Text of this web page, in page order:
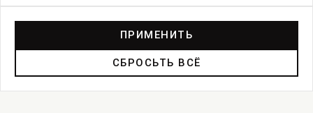
ПРИМЕНИТЬ
СБРОСЬТЬ ВСЁ